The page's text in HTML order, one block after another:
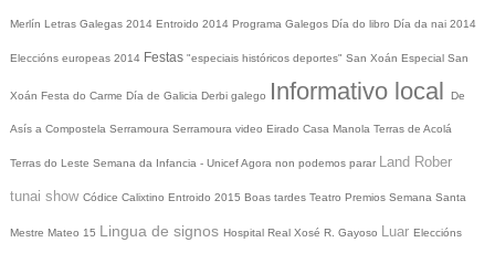
Merlín Letras Galegas 2014 Entroido 2014 Programa Galegos Día do libro Día da nai 2014
Eleccións europeas 2014 Festas "especiais históricos deportes" San Xoán Especial San
Xoán Festa do Carme Día de Galicia Derbi galego Informativo local De
Asís a Compostela Serramoura Serramoura video Eirado Casa Manola Terras de Acolá
Terras do Leste Semana da Infancia - UnicefAgora non podemos parar Land Rober
tunai show Códice Calixtino Entroido 2015 Boas tardes Teatro Premios Semana Santa
Mestre Mateo 15 Lingua de signos Hospital Real Xosé R. Gayoso Luar Eleccións